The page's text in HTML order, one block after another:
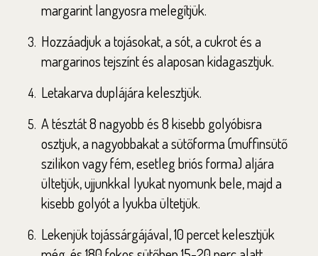
margarint langyosra melegítjük.
Hozzáadjuk a tojásokat, a sót, a cukrot és a
margarinos tejszínt és alaposan kidagasztjuk.
Letakarva duplájára kelesztjük.
A tésztát 8 nagyobb és 8 kisebb golyóbisra
osztjuk, a nagyobbakat a sütőforma (muffinsütő
szilikon vagy fém, esetleg briós forma) aljára
ültetjük, ujjunkkal lyukat nyomunk bele, majd a
kisebb golyót a lyukba ültetjük.
Lekenjük tojássárgájával, 10 percet kelesztjük